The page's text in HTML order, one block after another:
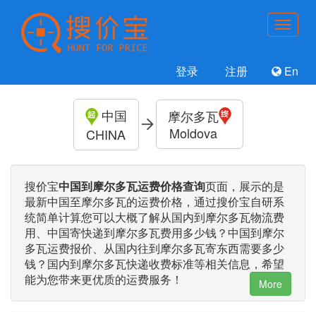
登录 注册 En
中国
CHINA
摩尔多瓦
Moldova
搜价宝中国到摩尔多瓦运费价格查询页面，展示的是
最新中国至摩尔多瓦的运费价格，通过搜价宝自研系
统简单计算您可以大概了解从国内到摩尔多瓦物流费
用、中国寄快递到摩尔多瓦费用多少钱？中国到摩尔
多瓦运费报价、从国内往到摩尔多瓦寄东西需要多少
钱？国内到摩尔多瓦快递收费标准等相关信息，希望
能为您带来更优质的运费服务！
More